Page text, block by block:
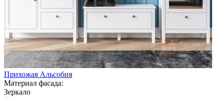
Прихожая Альсобия
Материал фасада:
Зеркало